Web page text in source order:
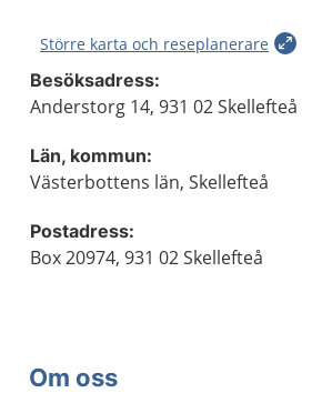
Större karta och reseplanerare
Besöksadress:
Anderstorg 14, 931 02 Skellefteå
Län, kommun:
Västerbottens län, Skellefteå
Postadress:
Box 20974, 931 02 Skellefteå
Om oss